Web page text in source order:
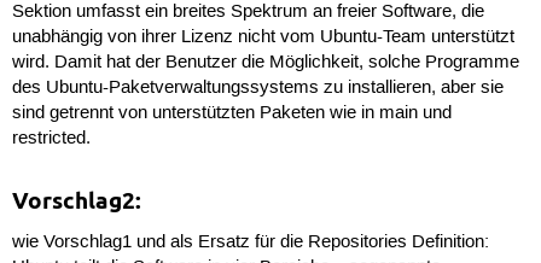
Sektion umfasst ein breites Spektrum an freier Software, die
unabhängig von ihrer Lizenz nicht vom Ubuntu-Team unterstützt
wird. Damit hat der Benutzer die Möglichkeit, solche Programme
des Ubuntu-Paketverwaltungssystems zu installieren, aber sie
sind getrennt von unterstützten Paketen wie in main und
restricted.
Vorschlag2:
wie Vorschlag1 und als Ersatz für die Repositories Definition: